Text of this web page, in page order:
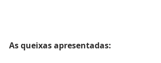
As queixas apresentadas: